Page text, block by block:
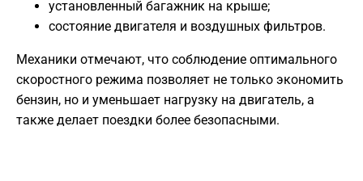
установленный багажник на крыше;
состояние двигателя и воздушных фильтров.
Механики отмечают, что соблюдение оптимального
скоростного режима позволяет не только экономить
бензин, но и уменьшает нагрузку на двигатель, а
также делает поездки более безопасными.